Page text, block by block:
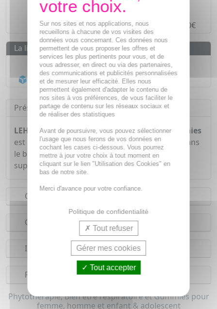
Paiement en ligneSÉCURISÉ
Paiement en4 fois sans fraisà partir de 30€
La livraison
Livraison gratuite dès55€
Acheminement Chronoposten 24h*
Présentation
LEHNING L52 Gommes Respiration x45 gummies
est un complément alimentaire qui intervient dans
le bon fonctionnement des voies respiratoires
supérieures grâce à la présence d'Echinacée.
Conseils d'utilisation
Composition
Indications
Précautions
Phytothérapie, Bien être respiratoire et Gummies pour
femme, homme et enfant & adolescent
Sur nos sites et nos applications, nous
recueillons à chacune de vos visites des
données vous concernant. Ces données nous
permettent de vous proposer les offres et
services les plus pertinents pour vous, et de
vous adresser, en direct ou via des partenaires,
des communications et publicités personnalisées
et de mesurer leur efficacité. Elles nous
permettent également d'adapter le contenu de
nos sites à vos préférences, de vous faciliter le
partage de contenu sur les réseaux sociaux et
de réaliser des statistiques
Avant de poursuivre, vous pouvez sélectionner
l'usage que nous ferons de vos données en
cochant les cases ci-dessous. Vous pourrez
mettre à jour votre choix à tout moment en
cliquant sur le lien "Utilisation des Cookies" en
bas de notre site.
Merci d'avance pour votre confiance.
Politique de confidentialité
Tout refuser
Gérer mes cookies
Tout accepter